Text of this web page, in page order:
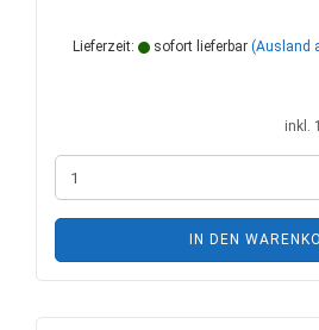
Lieferzeit: sofort lieferbar (Ausland
inkl.
IN DEN